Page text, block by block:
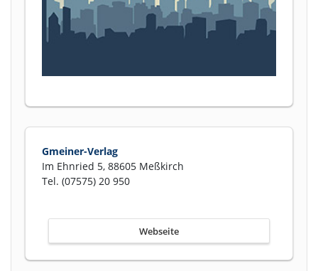
Gmeiner-Verlag
Im Ehnried 5, 88605 Meßkirch
Tel. (07575) 20 950
Webseite